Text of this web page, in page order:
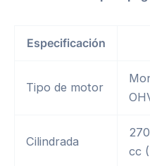
Especificación
Tipo de motor
Cilindrada
cc